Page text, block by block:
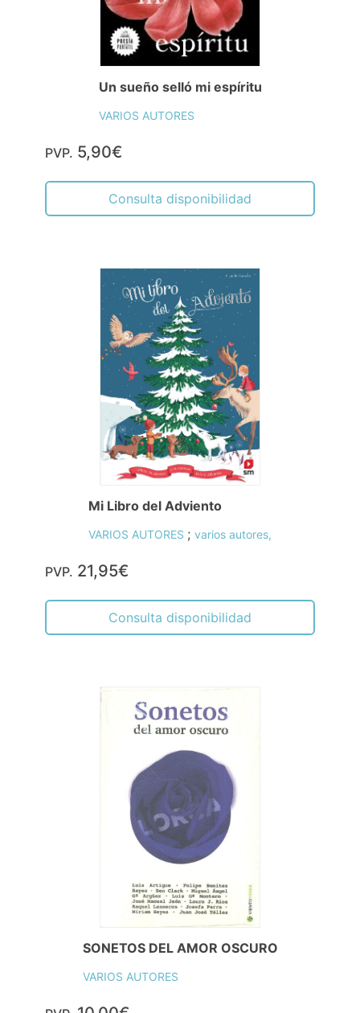
Un sueño selló mi espíritu
VARIOS AUTORES
PVP. 5,90€
Consulta disponibilidad
Mi Libro del Adviento
VARIOS AUTORES ; varios autores,
PVP. 21,95€
Consulta disponibilidad
SONETOS DEL AMOR OSCURO
VARIOS AUTORES